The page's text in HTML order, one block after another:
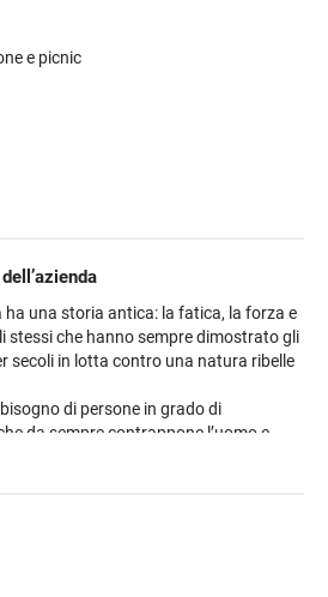
e picnic
ha una storia antica: la fatica, la forza e
stessi che hanno sempre dimostrato gli
secoli in lotta contro una natura ribelle
di persone in grado di
da sempre contrappone l’uomo e
con grande rispetto per questo
desidera dare il proprio contributo
a pochi km da Scansano ed è il
esperto in un’esperienza unica